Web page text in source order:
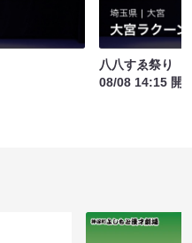
八八すゑ祭り
08/08 14:15 開